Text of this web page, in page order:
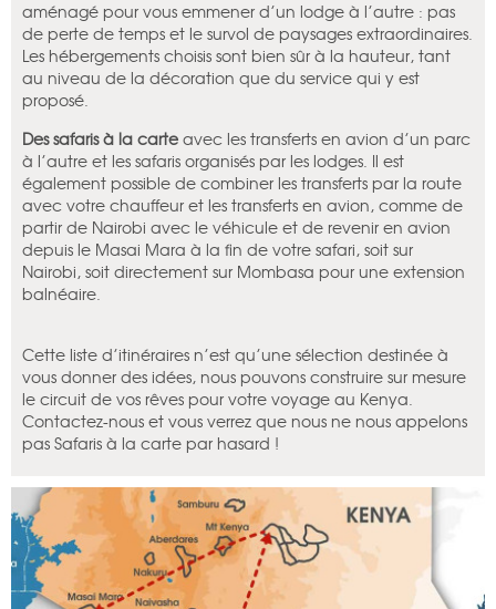
aménagé pour vous emmener d’un lodge à l’autre : pas
de perte de temps et le survol de paysages extraordinaires.
Les hébergements choisis sont bien sûr à la hauteur, tant
au niveau de la décoration que du service qui y est
proposé.
Des safaris à la carte avec les transferts en avion d’un parc
à l’autre et les safaris organisés par les lodges. Il est
également possible de combiner les transferts par la route
avec votre chauffeur et les transferts en avion, comme de
partir de Nairobi avec le véhicule et de revenir en avion
depuis le Masai Mara à la fin de votre safari, soit sur
Nairobi, soit directement sur Mombasa pour une extension
balnéaire.
Cette liste d’itinéraires n’est qu’une sélection destinée à
vous donner des idées, nous pouvons construire sur mesure
le circuit de vos rêves pour votre voyage au Kenya.
Contactez-nous et vous verrez que nous ne nous appelons
pas Safaris à la carte par hasard !